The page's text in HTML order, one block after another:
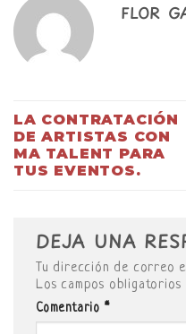
FLOR
LA CONTRATACIÓN
DE ARTISTAS CON
MA TALENT PARA
TUS EVENTOS.
DEJA UNA
Tu dirección de correo
Los campos
Comentario *